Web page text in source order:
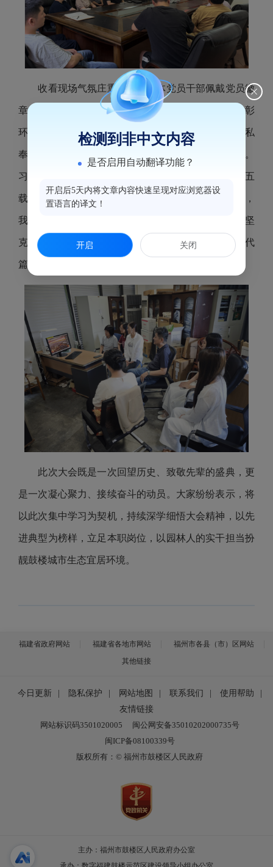
收看现场气氛庄重肃穆，全体党员干部佩戴党员徽
章、端坐肃立，怀着崇敬之心认真聆听重要讲话。表彰
环节中，大家共同见证党内最高荣誉颁授时刻，向无私
奉献、担当作为的功勋模范和先进典型致以崇高敬意。
习近平总书记的重要讲话，全面回顾了我们党一百零五
载栉风沐雨、砥砺前行的光辉奋斗历程。一百多年来，
我们党始终坚守初心使命，团结带领全国各族人民攻坚
克难、奋勇拼搏，谱写了中华民族史上恢弘壮阔的时代
篇章。
此次大会既是一次回望历史、致敬先辈的盛典，更
是一次凝心聚力、接续奋斗的动员。大家纷纷表示，将
以此次集中学习为契机，持续深学细悟大会精神，以先
进典型为榜样，立足本职岗位，以园林人的实干担当扮
靓鼓楼城市生态宜居环境。
福建省政府网站 福建省各地市网站
福州市各县（市）区网站
其他链接
今日更新 隐私保护 网站地图 联系我们 使用帮助
友情链接
网站标识码3501020005
闽公网安备35010202000735号
闽ICP备08100339号
版权所有：© 福州市鼓楼区人民政府
主办：福州市鼓楼区人民政府办公室
检测到非中文内容
是否启用自动翻译功能？
开启后5天内将文章内容快速呈现对应浏览器设
置语言的译文！
开启 关闭